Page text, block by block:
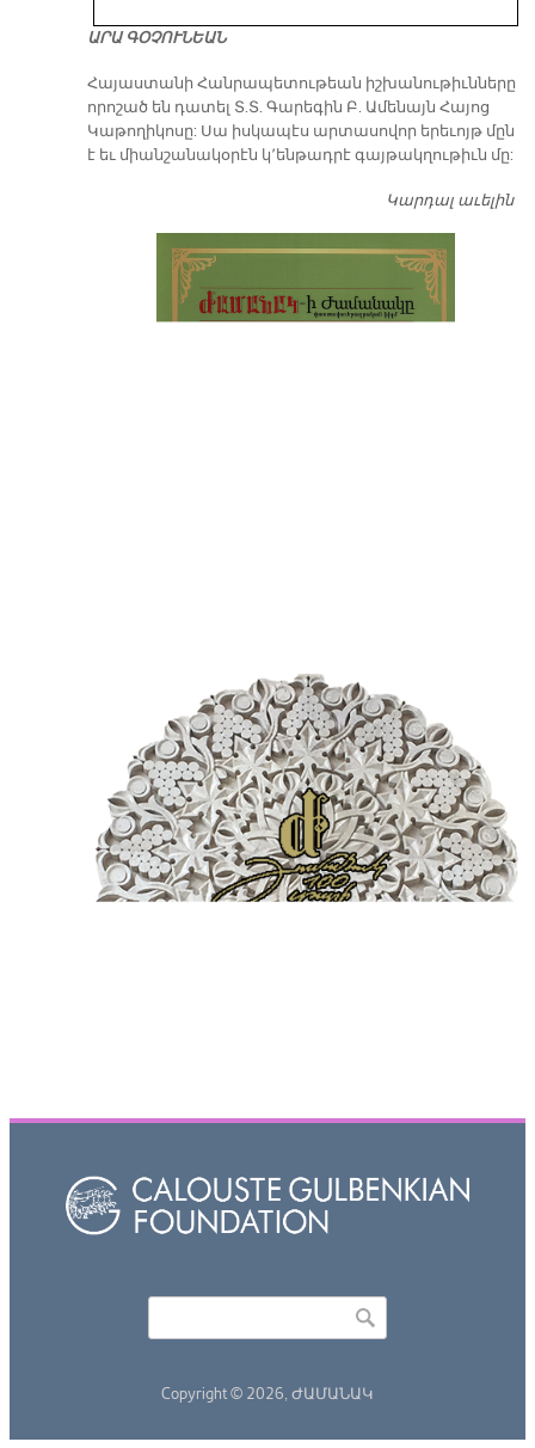
ԱՐԱ ԳՕՉՈՒՆԵԱՆ
​Հայաստանի Հանրապետութեան իշխանութիւնները
որոշած են դատել Տ.Տ. Գարեգին Բ. Ամենայն Հայոց
Կաթողիկոսը: Սա իսկապէս արտասովոր երեւոյթ մըն
է եւ միանշանակօրէն կ՚ենթադրէ գայթակղութիւն մը:
Կարդալ աւելին
Copyright © 2026, ԺԱՄԱՆԱԿ